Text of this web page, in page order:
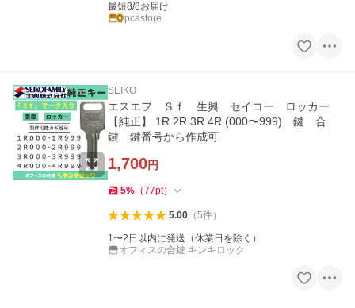
最短8/8お届け
pcastore
SEIKO
エスエフ Ｓｆ 生興 セイコー ロッカー
【純正】 1R 2R 3R 4R (000〜999) 鍵 合
鍵 鍵番号から作成可
1,700円
5% （77pt）
5.00（5件）
1〜2日以内に発送（休業日を除く）
オフィスの合鍵 キンキロック